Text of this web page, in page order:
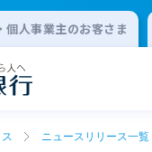
個人事業主のお客さま
ニュースリリース一覧